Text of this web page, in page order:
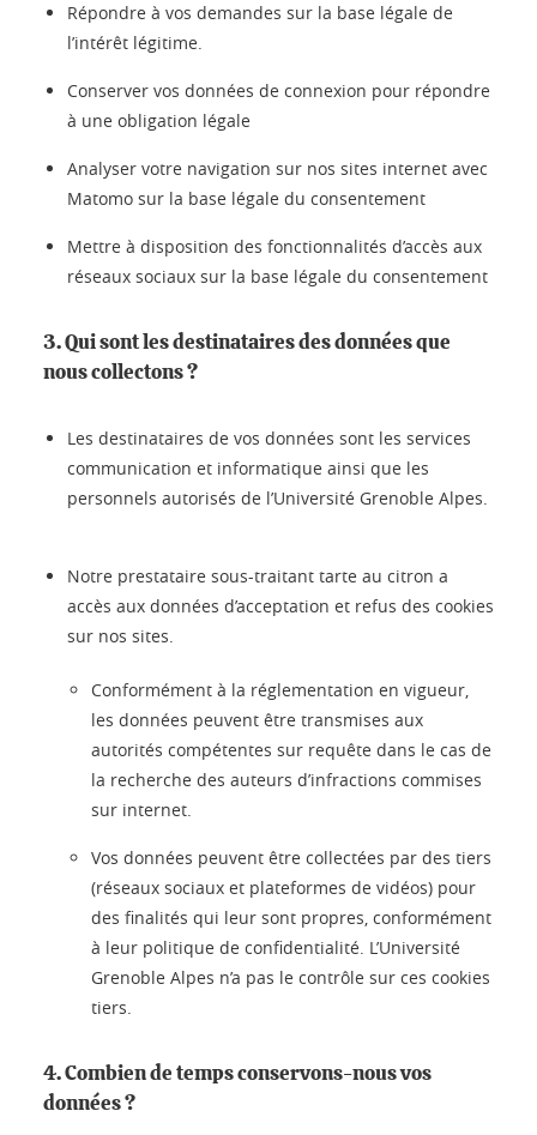
Répondre à vos demandes sur la base légale de
l’intérêt légitime.
Conserver vos données de connexion pour répondre
à une obligation légale
Analyser votre navigation sur nos sites internet avec
Matomo sur la base légale du consentement
Mettre à disposition des fonctionnalités d’accès aux
réseaux sociaux sur la base légale du consentement
3. Qui sont les destinataires des données que
nous collectons ?
Les destinataires de vos données sont les services
communication et informatique ainsi que les
personnels autorisés de l’Université Grenoble Alpes.
Notre prestataire sous-traitant tarte au citron a
accès aux données d’acceptation et refus des cookies
sur nos sites.
Conformément à la réglementation en vigueur,
les données peuvent être transmises aux
autorités compétentes sur requête dans le cas de
la recherche des auteurs d’infractions commises
sur internet.
Vos données peuvent être collectées par des tiers
(réseaux sociaux et plateformes de vidéos) pour
des finalités qui leur sont propres, conformément
à leur politique de confidentialité. L’Université
Grenoble Alpes n’a pas le contrôle sur ces cookies
tiers.
4. Combien de temps conservons-nous vos
données ?